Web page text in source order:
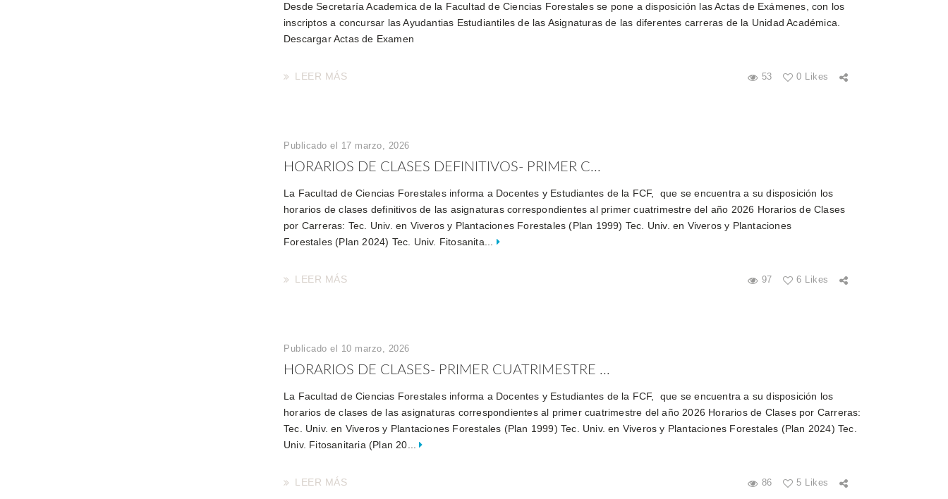
Desde Secretaría Academica de la Facultad de Ciencias Forestales se pone a disposición las Actas de Exámenes, con los
inscriptos a concursar las Ayudantias Estudiantiles de las Asignaturas de las diferentes carreras de la Unidad Académica.
Descargar Actas de Examen
53 0 Likes
LEER MÁS
Publicado el 17 marzo, 2026
HORARIOS DE CLASES DEFINITIVOS- PRIMER C...
La Facultad de Ciencias Forestales informa a Docentes y Estudiantes de la FCF, que se encuentra a su disposición los
horarios de clases definitivos de las asignaturas correspondientes al primer cuatrimestre del año 2026 Horarios de Clases
por Carreras: Tec. Univ. en Viveros y Plantaciones Forestales (Plan 1999) Tec. Univ. en Viveros y Plantaciones
Forestales (Plan 2024) Tec. Univ. Fitosanita...
97 6 Likes
LEER MÁS
Publicado el 10 marzo, 2026
HORARIOS DE CLASES- PRIMER CUATRIMESTRE ...
La Facultad de Ciencias Forestales informa a Docentes y Estudiantes de la FCF, que se encuentra a su disposición los
horarios de clases de las asignaturas correspondientes al primer cuatrimestre del año 2026 Horarios de Clases por Carreras:
Tec. Univ. en Viveros y Plantaciones Forestales (Plan 1999) Tec. Univ. en Viveros y Plantaciones Forestales (Plan 2024) Tec.
Univ. Fitosanitaria (Plan 20...
86 5 Likes
LEER MÁS